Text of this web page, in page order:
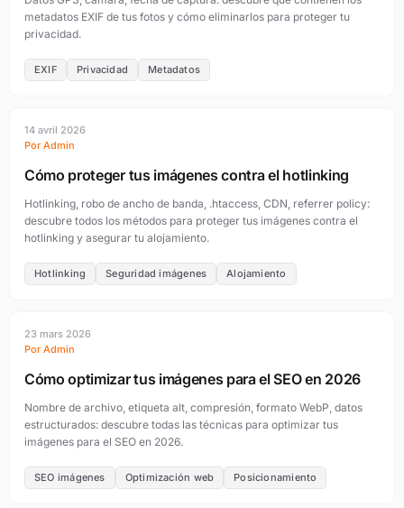
metadatos EXIF de tus fotos y cómo eliminarlos para proteger tu
privacidad.
EXIF Privacidad Metadatos
14 avril 2026
Por Admin
Cómo proteger tus imágenes contra el hotlinking
Hotlinking, robo de ancho de banda, .htaccess, CDN, referrer policy:
descubre todos los métodos para proteger tus imágenes contra el
hotlinking y asegurar tu alojamiento.
Hotlinking Seguridad imágenes Alojamiento
23 mars 2026
Por Admin
Cómo optimizar tus imágenes para el SEO en 2026
Nombre de archivo, etiqueta alt, compresión, formato WebP, datos
estructurados: descubre todas las técnicas para optimizar tus
imágenes para el SEO en 2026.
SEO imágenes Optimización web Posicionamiento